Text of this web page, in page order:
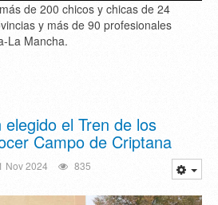
de 200 chicos y chicas de 24
y más de 90 profesionales
La Mancha.
el Tren de los
Campo de Criptana
Nov 2024 835